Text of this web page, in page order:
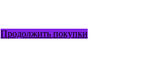
Продолжить покупки